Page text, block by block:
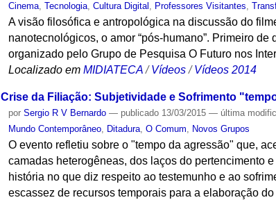
Cinema,Tecnologia,Cultura Digital , Professores Visitantes,
A visão filosófica e antropológica na discussão do
nanotecnológicos, o amor “pós-humano”. Primeiro
organizado pelo Grupo de Pesquisa O Futuro nos
Localizado em MIDIATECA /Vídeos /Vídeos 2014
Crise da Filiação: Subjetividade e Sofrimento
porSergio R V Bernardo — publicado 13/03/2015— última
Mundo Contemporâneo
Ditadura ,O Comum Novos Grupos
O evento refletiu sobre o "tempo da agressão" que,
camadas heterogêneas, dos laços do pertencimento
história no que diz respeito ao testemunho e ao
escassez de recursos temporais para a elaboração